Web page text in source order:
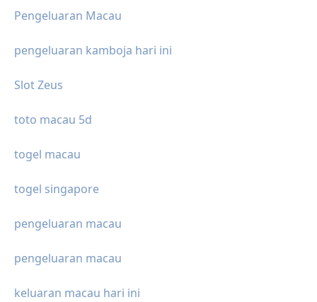
Pengeluaran Macau
pengeluaran kamboja hari ini
Slot Zeus
toto macau 5d
togel macau
togel singapore
pengeluaran macau
pengeluaran macau
keluaran macau hari ini